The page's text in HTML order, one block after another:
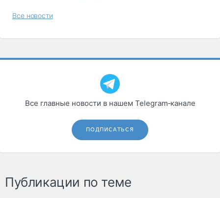
Все новости
Все главные новости в нашем Telegram‑канале
ПОДПИСАТЬСЯ
Публикации по теме